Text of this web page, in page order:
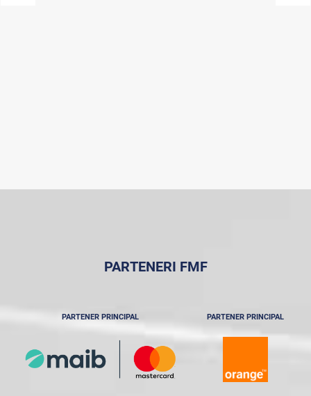
PARTENERI FMF
PARTENER PRINCIPAL PARTENER PRINCIPAL